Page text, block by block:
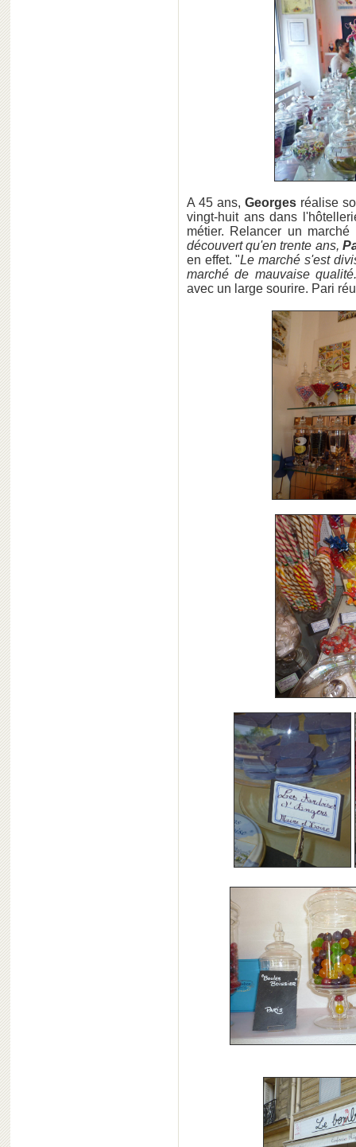
A 45 ans,Georges réalise
vingt-huit ans dans
métier. Relancer un
découvert qu'en trente ans,
en effet. "Le marché s'est
marché de mauvaise
avec un large sourire. Pari